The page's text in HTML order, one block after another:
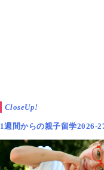
CloseUp!
1週間からの親子留学2026-